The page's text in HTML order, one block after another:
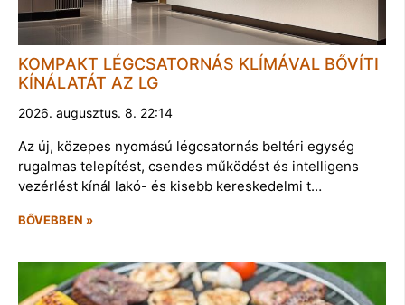
KOMPAKT LÉGCSATORNÁS KLÍMÁVAL BŐVÍTI
KÍNÁLATÁT AZ LG
2026. augusztus. 8. 22:14
Az új, közepes nyomású légcsatornás beltéri egység
rugalmas telepítést, csendes működést és intelligens
vezérlést kínál lakó- és kisebb kereskedelmi t…
BŐVEBBEN »